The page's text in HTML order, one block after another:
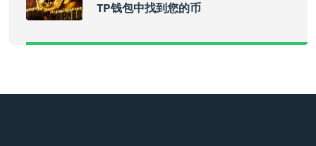
TP钱包中找到您的币